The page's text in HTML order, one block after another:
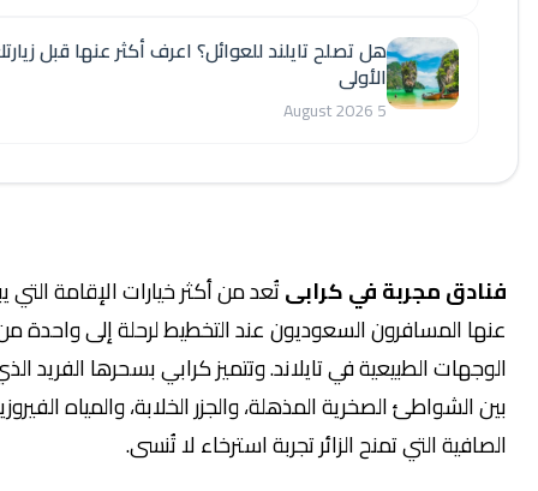
مجربة في كرابىتُعد من أكثر خيارات الإقامة التي يبحث
السعوديون عند التخطيط لرحلة إلى واحدة من أجمل
الطبيعية في تايلاند. وتتميز كرابي بسحرها الفريد الذي يجمع
الصخرية المذهلة، والجزر الخلابة، والمياه الفيروزية
التي تمنح الزائر تجربة استرخاء لا تُنسى.
هل تصلح تايلند للعوائل؟ اعرف أكثر عنها قبل زيارتك
الأولى
5 August 2026